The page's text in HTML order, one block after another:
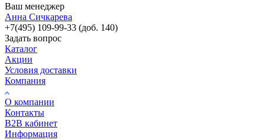
Ваш менеджер
Анна Сичкарева
+7(495) 109-99-33 (доб. 140)
Задать вопрос
Каталог
Акции
Условия доставки
Компания
О компании
Контакты
B2B кабинет
Информация